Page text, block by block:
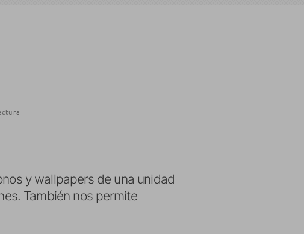
y wallpapers de una unidad
También nos permite